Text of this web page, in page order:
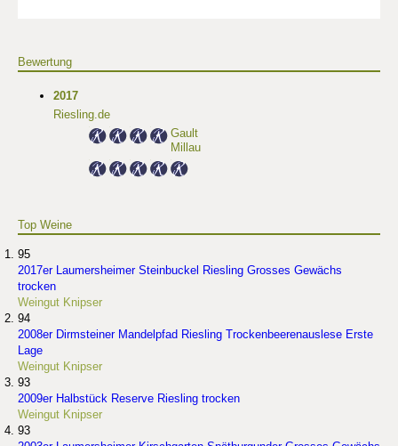
Bewertung
2017
Riesling.de
Gault
Millau
Top Weine
95
2017er Laumersheimer Steinbuckel Riesling Grosses Gewächs
trocken
Weingut Knipser
94
2008er Dirmsteiner Mandelpfad Riesling Trockenbeerenauslese Erste
Lage
Weingut Knipser
93
2009er Halbstück Reserve Riesling trocken
Weingut Knipser
93